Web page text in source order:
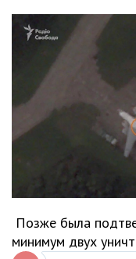
Позже была
минимум двух